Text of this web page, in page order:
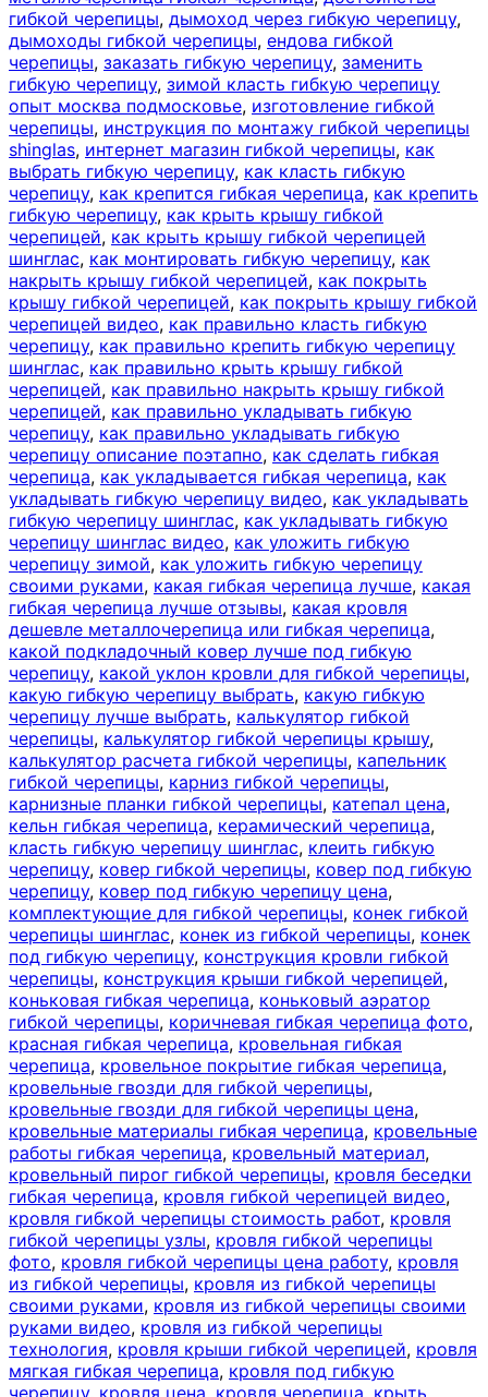
гибкой черепицы, дымоход через гибкую черепицу,
дымоходы гибкой черепицы, ендова гибкой
черепицы, заказать гибкую черепицу, заменить
гибкую черепицу, зимой класть гибкую черепицу
опыт москва подмосковье, изготовление гибкой
черепицы, инструкция по монтажу гибкой черепицы
shinglas, интернет магазин гибкой черепицы, как
выбрать гибкую черепицу, как класть гибкую
черепицу, как крепится гибкая черепица, как крепить
гибкую черепицу, как крыть крышу гибкой
черепицей, как крыть крышу гибкой черепицей
шинглас, как монтировать гибкую черепицу, как
накрыть крышу гибкой черепицей, как покрыть
крышу гибкой черепицей, как покрыть крышу гибкой
черепицей видео, как правильно класть гибкую
черепицу, как правильно крепить гибкую черепицу
шинглас, как правильно крыть крышу гибкой
черепицей, как правильно накрыть крышу гибкой
черепицей, как правильно укладывать гибкую
черепицу, как правильно укладывать гибкую
черепицу описание поэтапно, как сделать гибкая
черепица, как укладывается гибкая черепица, как
укладывать гибкую черепицу видео, как укладывать
гибкую черепицу шинглас, как укладывать гибкую
черепицу шинглас видео, как уложить гибкую
черепицу зимой, как уложить гибкую черепицу
своими руками, какая гибкая черепица лучше, какая
гибкая черепица лучше отзывы, какая кровля
дешевле металлочерепица или гибкая черепица,
какой подкладочный ковер лучше под гибкую
черепицу, какой уклон кровли для гибкой черепицы,
какую гибкую черепицу выбрать, какую гибкую
черепицу лучше выбрать, калькулятор гибкой
черепицы, калькулятор гибкой черепицы крышу,
калькулятор расчета гибкой черепицы, капельник
гибкой черепицы, карниз гибкой черепицы,
карнизные планки гибкой черепицы, катепал цена,
кельн гибкая черепица, керамический черепица,
класть гибкую черепицу шинглас, клеить гибкую
черепицу, ковер гибкой черепицы, ковер под гибкую
черепицу, ковер под гибкую черепицу цена,
комплектующие для гибкой черепицы, конек гибкой
черепицы шинглас, конек из гибкой черепицы, конек
под гибкую черепицу, конструкция кровли гибкой
черепицы, конструкция крыши гибкой черепицей,
коньковая гибкая черепица, коньковый аэратор
гибкой черепицы, коричневая гибкая черепица фото,
красная гибкая черепица, кровельная гибкая
черепица, кровельное покрытие гибкая черепица,
кровельные гвозди для гибкой черепицы,
кровельные гвозди для гибкой черепицы цена,
кровельные материалы гибкая черепица, кровельные
работы гибкая черепица, кровельный материал,
кровельный пирог гибкой черепицы, кровля беседки
гибкая черепица, кровля гибкой черепицей видео,
кровля гибкой черепицы стоимость работ, кровля
гибкой черепицы узлы, кровля гибкой черепицы
фото, кровля гибкой черепицы цена работу, кровля
из гибкой черепицы, кровля из гибкой черепицы
своими руками, кровля из гибкой черепицы своими
руками видео, кровля из гибкой черепицы
технология, кровля крыши гибкой черепицей, кровля
мягкая гибкая черепица, кровля под гибкую
черепицу, кровля цена, кровля черепица, крыть